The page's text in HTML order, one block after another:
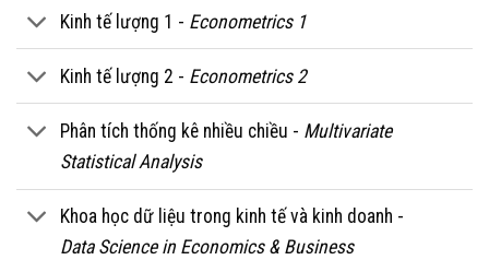
Kinh tế lượng 1 - Econometrics 1
Kinh tế lượng 2 - Econometrics 2
Phân tích thống kê nhiều chiều - Multivariate
Statistical Analysis
Khoa học dữ liệu trong kinh tế và kinh doanh -
Data Science in Economics & Business